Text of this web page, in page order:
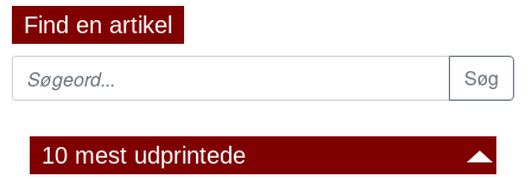
Find en artikel
10 mest udprintede